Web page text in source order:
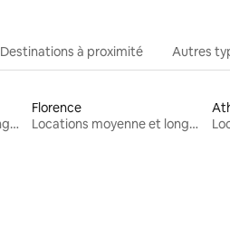
Destinations à proximité Autres
Locations moyenne et longue durée
Florence
Locations moyenne et longue durée